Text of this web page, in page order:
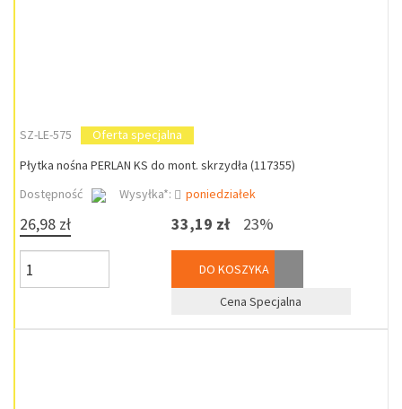
SZ-LE-575
Oferta specjalna
Płytka nośna PERLAN KS do mont. skrzydła (117355)
Dostępność
Wysyłka*: poniedziałek
26,98 zł 33,19 zł 23%
DO KOSZYKA
Cena Specjalna